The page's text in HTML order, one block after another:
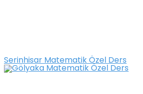
Serinhisar Matematik Özel Ders